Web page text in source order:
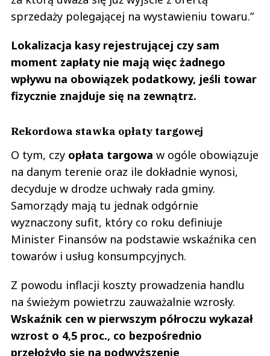
sprzedaży polegającej na wystawieniu towaru.”
Lokalizacja kasy rejestrującej czy sam
moment zapłaty nie mają więc żadnego
wpływu na obowiązek podatkowy, jeśli towar
fizycznie znajduje się na zewnątrz.
Rekordowa stawka opłaty targowej
O tym, czy opłata targowa w ogóle obowiązuje
na danym terenie oraz ile dokładnie wynosi,
decyduje w drodze uchwały rada gminy.
Samorządy mają tu jednak odgórnie
wyznaczony sufit, który co roku definiuje
Minister Finansów na podstawie wskaźnika cen
towarów i usług konsumpcyjnych.
Z powodu inflacji koszty prowadzenia handlu
na świeżym powietrzu zauważalnie wzrosły.
Wskaźnik cen w pierwszym półroczu wykazał
wzrost o 4,5 proc., co bezpośrednio
przełożyło się na podwyższenie